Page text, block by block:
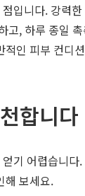
입니다. 강력
, 하루 종일
인 피부 컨디
합니다
기 어렵습니다.
해 보세요.